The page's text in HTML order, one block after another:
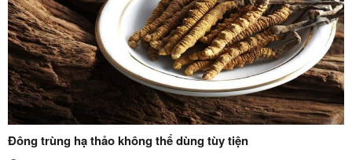
Đông trùng hạ thảo không thể dùng tùy tiện